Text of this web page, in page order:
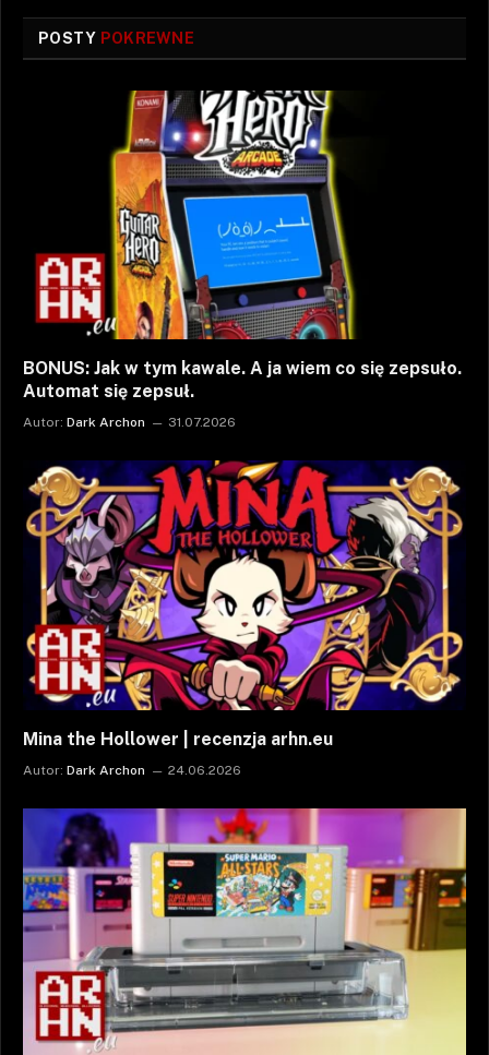
POSTY POKREWNE
BONUS: Jak w tym kawale. A ja wiem co się zepsuło.
Automat się zepsuł.
Autor: Dark Archon 31.07.2026
Mina the Hollower | recenzja arhn.eu
Autor: Dark Archon 24.06.2026